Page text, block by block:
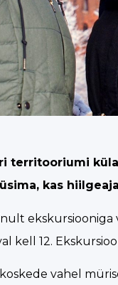
territooriumi
kas
kell 12.
koskede vahel